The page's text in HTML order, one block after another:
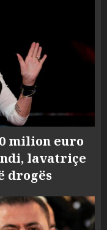
milion euro
lavatriçe
drogës